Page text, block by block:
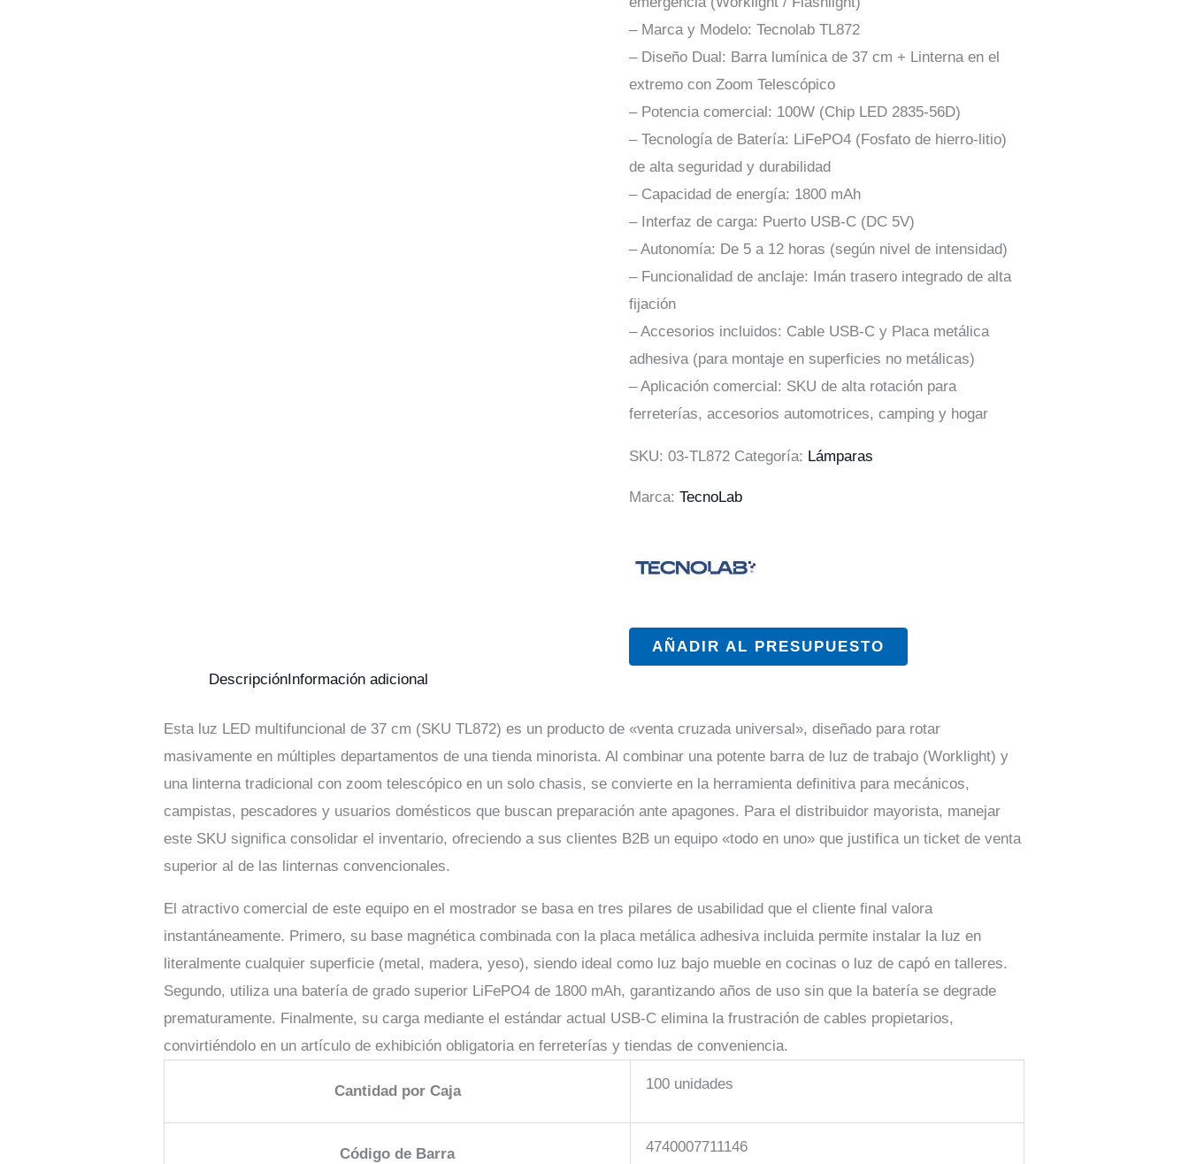
– Marca y Modelo: Tecnolab TL872
– Diseño Dual: Barra lumínica de 37 cm + Linterna en el
extremo con Zoom Telescópico
– Potencia comercial: 100W (Chip LED 2835-56D)
– Tecnología de Batería: LiFePO4 (Fosfato de hierro-litio)
de alta seguridad y durabilidad
– Capacidad de energía: 1800 mAh
– Interfaz de carga: Puerto USB-C (DC 5V)
– Autonomía: De 5 a 12 horas (según nivel de intensidad)
– Funcionalidad de anclaje: Imán trasero integrado de alta
fijación
– Accesorios incluidos: Cable USB-C y Placa metálica
adhesiva (para montaje en superficies no metálicas)
– Aplicación comercial: SKU de alta rotación para
ferreterías, accesorios automotrices, camping y hogar
SKU: 03-TL872 Categoría: Lámparas
Marca: TecnoLab
AÑADIR AL PRESUPUESTO
DescripciónInformación adicional
Esta luz LED multifuncional de 37 cm (SKU TL872) es un producto de «venta cruzada universal», diseñado para rotar
masivamente en múltiples departamentos de una tienda minorista. Al combinar una potente barra de luz de trabajo (Worklight) y
una linterna tradicional con zoom telescópico en un solo chasis, se convierte en la herramienta definitiva para mecánicos,
campistas, pescadores y usuarios domésticos que buscan preparación ante apagones. Para el distribuidor mayorista, manejar
este SKU significa consolidar el inventario, ofreciendo a sus clientes B2B un equipo «todo en uno» que justifica un ticket de venta
superior al de las linternas convencionales.
El atractivo comercial de este equipo en el mostrador se basa en tres pilares de usabilidad que el cliente final valora
instantáneamente. Primero, su base magnética combinada con la placa metálica adhesiva incluida permite instalar la luz en
literalmente cualquier superficie (metal, madera, yeso), siendo ideal como luz bajo mueble en cocinas o luz de capó en talleres.
Segundo, utiliza una batería de grado superior LiFePO4 de 1800 mAh, garantizando años de uso sin que la batería se degrade
prematuramente. Finalmente, su carga mediante el estándar actual USB-C elimina la frustración de cables propietarios,
convirtiéndolo en un artículo de exhibición obligatoria en ferreterías y tiendas de conveniencia.
Cantidad por Caja 100 unidades
Código de Barra 4740007711146